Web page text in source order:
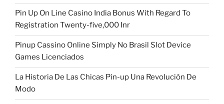
Pin Up On Line Casino India Bonus With Regard To
Registration Twenty-five,000 Inr
Pinup Cassino Online Simply No Brasil Slot Device
Games Licenciados
La Historia De Las Chicas Pin-up Una Revolución De
Modo